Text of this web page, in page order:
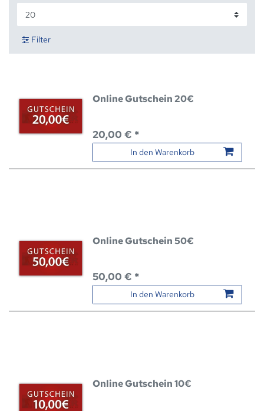
Filter
Online Gutschein 20€
20,00 € *
In den Warenkorb
Online Gutschein 50€
50,00 € *
In den Warenkorb
Online Gutschein 10€